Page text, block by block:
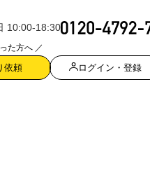
10:00-18:30
た方へ ／
依頼 ログイン・登録